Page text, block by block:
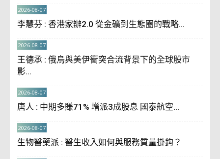
李慧芬 : 香港家辦2.0 從金礦到生態圈的戰略...
2026-08-07
王德承 : 俄烏與美伊衝突合流背景下的全球股市
影...
2026-08-07
唐人 : 中期多賺71% 增派3成股息 國泰航空...
2026-08-07
生物醫藥派 : 醫生收入如何與服務質量掛鈎？
2026-08-07